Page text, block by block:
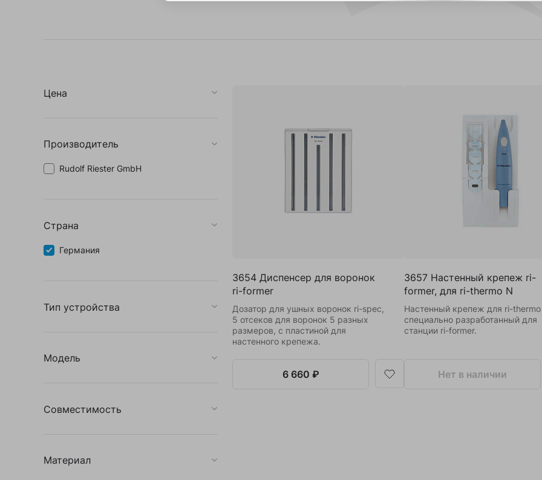
Цена
Производитель
Rudolf Riester GmbH
Страна
Германия
Тип устройства
Модель
Совместимость
Материал
3654 Диспенсер для воронок
ri-former
Дозатор для ушных воронок ri-spec,
5 отсеков для воронок 5 разных
размеров, с пластиной для
настенного крепежа.
6 660 ₽
3657 Настенный крепеж ri-
former, для ri-thermo N
Настенный крепеж для ri-
специально разработанный для
станции ri-former.
Нет в наличии